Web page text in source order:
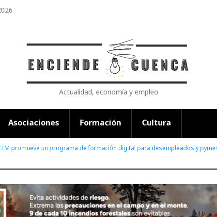
Actualidad, economía y empleo
Asociaciones Formación Cultura
promueve un programa de formación digital para desempleados y